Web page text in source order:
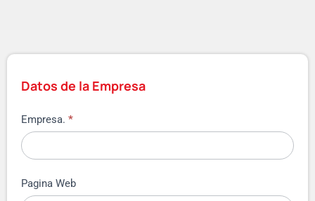
Datos de la Empresa
Empresa. *
Pagina Web